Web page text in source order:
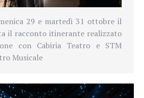
29 e martedì 31 ottobre il
il racconto itinerante realizzato
con Cabiria Teatro e STM
Musicale